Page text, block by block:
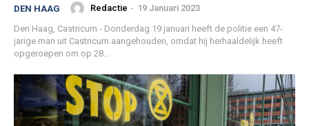
DEN HAAG Redactie - 19 Januari 2023
Den Haag, Castricum - Donderdag 19 januari heeft de politie een 47-
jarige man uit Castricum aangehouden, omdat hij herhaaldelijk heeft
opgeroepen om op 28...